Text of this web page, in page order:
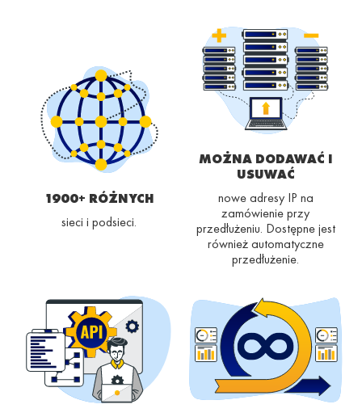
1900+ RÓŻNYCH
sieci i podsieci.
MOŻNA DODAWAĆ I
USUWAĆ
nowe adresy IP na
zamówienie przy
przedłużeniu. Dostępne jest
również automatyczne
przedłużenie.